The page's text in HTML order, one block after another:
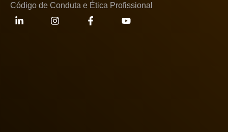
Código de Conduta e Ética Profissional